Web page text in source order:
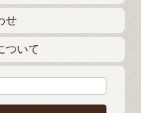
せ
ついて